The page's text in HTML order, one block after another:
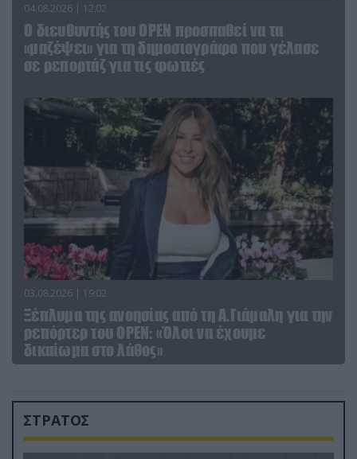
04.08.2026 | 12:02
O διευθυντής του OPEN προσπαθεί να τα
«μαζέψει» για τη δημοσιογράφο που γέλασε
σε ρεπορτάζ για τις φωτιές
03.08.2026 | 19:02
Ξέπλυμα της ανοησίας από τη Α.Γιάμαλη για την
ρεπόρτερ του ΟΡΕΝ: «Όλοι να έχουμε
δικαίωμα στο λάθος»
ΣΤΡΑΤΟΣ